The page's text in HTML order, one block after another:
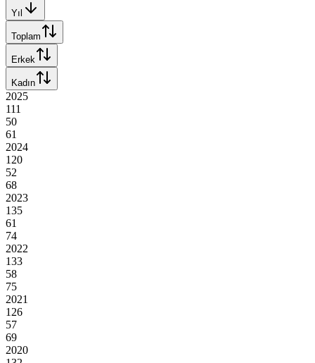
Yıl
Toplam
Erkek
Kadın
2025
111
50
61
2024
120
52
68
2023
135
61
74
2022
133
58
75
2021
126
57
69
2020